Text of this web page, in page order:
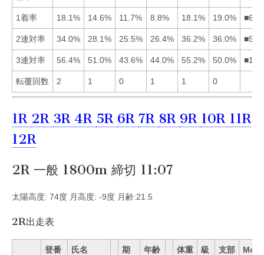
1着率 18.1% 14.6% 11.7% 8.8% 18.1% 19.0%
2連対率 34.0% 28.1% 25.5% 26.4% 36.2% 36.0%
3連対率 56.4% 51.0% 43.6% 44.0% 55.2% 50.0%
転覆回数 2 1 0 1 1 0
1R 2R 3R 4R 5R 6R 7R 8R 9R 10R 11R
12R
2R 一般 1800m 締切 11:07
太陽高度: 74度 月高度: -9度 月齢:21.5
2R出走表
登番 氏名 期 年齢 体重 級 支部 Mo